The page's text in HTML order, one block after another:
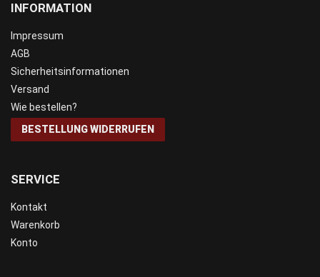
SERVICE
Kontakt
Warenkorb
Konto
INFORMATION
Impressum
AGB
Sicherheitsinformationen
Versand
Wie bestellen?
BESTELLUNG WIDERRUFEN